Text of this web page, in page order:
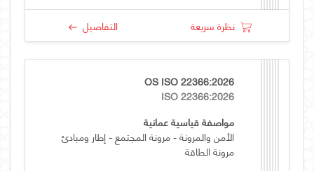
نظرة سريعة التفاصيل
OS ISO 22366:2026
ISO 22366:2026
مواصفة قياسية عمانية
الأمن والمرونة - مرونة المجتمع - إطار ومبادئ
مرونة الطاقة